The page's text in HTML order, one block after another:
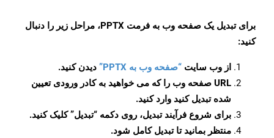
برای تبدیل یک صفحه وب به فرمت PPTX، مراحل زیر را دنبال
کنید:
از وب سایت “صفحه وب به PPTX”
دیدن کنید.
URL صفحه وب را که می خواهید به کادر ورودی تعیین
شده تبدیل کنید وارد کنید.
برای شروع فرآیند تبدیل، روی دکمه “تبدیل” کلیک کنید.
منتظر بمانید تا تبدیل کامل شود.